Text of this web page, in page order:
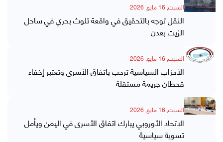
السبت, 16 مايو, 2026
النقل توجه بالتحقيق في واقعة تلوث بحري في ساحل
الزيت بعدن
السبت, 16 مايو, 2026
الأحزاب السياسية ترحب باتفاق الأسرى وتعتبر إخفاء
قحطان جريمة مستقلة
السبت, 16 مايو, 2026
الاتحاد الأوروبي يبارك اتفاق الأسرى في اليمن ويأمل
تسوية سياسية